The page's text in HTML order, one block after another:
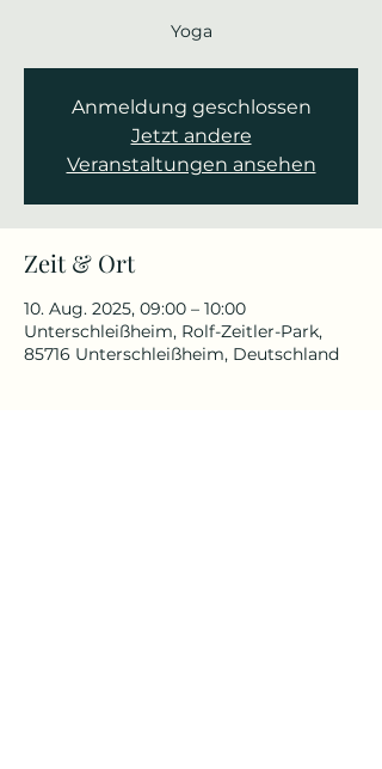
Yoga
Anmeldung geschlossen
Jetzt andere
Veranstaltungen ansehen
Zeit & Ort
10. Aug. 2025, 09:00 – 10:00
Unterschleißheim, Rolf-Zeitler-Park,
85716 Unterschleißheim, Deutschland